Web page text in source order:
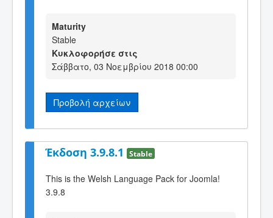
Maturity
Stable
Κυκλοφορήσε στις
Σάββατο, 03 Νοεμβρίου 2018 00:00
Προβολή αρχείων
Έκδοση 3.9.8.1 Stable
This is the Welsh Language Pack for Joomla!
3.9.8